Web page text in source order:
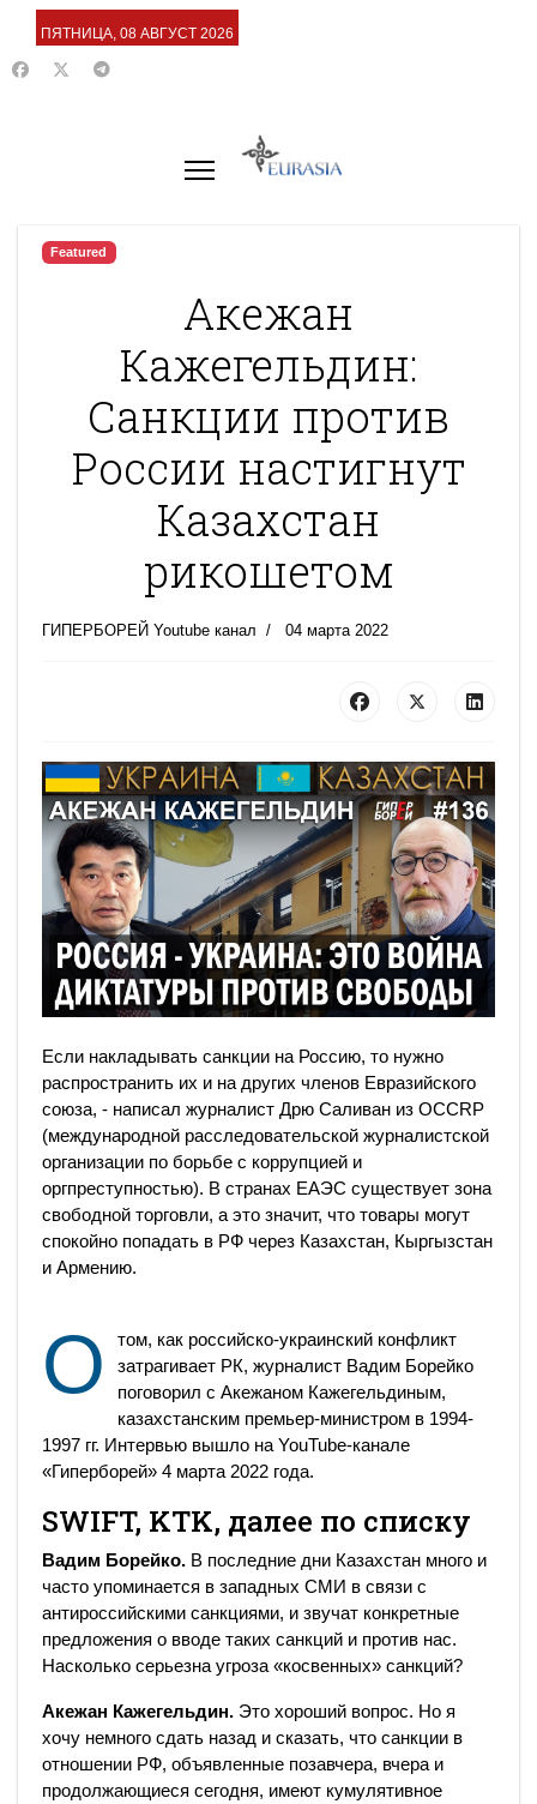
ПЯТНИЦА, 08 АВГУСТ 2026
Featured
Акежан
Кажегельдин:
Санкции против
России настигнут
Казахстан
рикошетом
ГИПЕРБОРЕЙ Youtube канал 04 марта 2022
Если накладывать санкции на Россию, то нужно
распространить их и на других членов Евразийского
союза, - написал журналист Дрю Саливан из OCCRP
(международной расследовательской журналистской
организации по борьбе с коррупцией и
оргпреступностью). В странах ЕАЭС существует зона
свободной торговли, а это значит, что товары могут
спокойно попадать в РФ через Казахстан, Кыргызстан
и Армению.
О
том, как российско-украинский конфликт
затрагивает РК, журналист Вадим Борейко
поговорил с Акежаном Кажегельдиным,
казахстанским премьер-министром в 1994-
1997 гг. Интервью вышло на YouTube-канале
«Гиперборей» 4 марта 2022 года.
SWIFT, KTK, далее по списку
Вадим Борейко. В последние дни Казахстан много и
часто упоминается в западных СМИ в связи с
антироссийскими санкциями, и звучат конкретные
предложения о вводе таких санкций и против нас.
Насколько серьезна угроза «косвенных» санкций?
Акежан Кажегельдин. Это хороший вопрос. Но я
хочу немного сдать назад и сказать, что санкции в
отношении РФ, объявленные позавчера, вчера и
продолжающиеся сегодня, имеют кумулятивное